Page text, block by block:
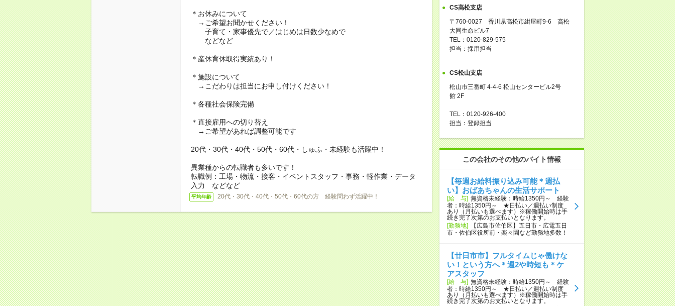
＊お休みについて
→ご希望お聞かせください！
子育て・家事優先で／はじめは日数少なめで
などなど
＊産休育休取得実績あり！
＊施設について
→こだわりは担当にお申し付けください！
＊各種社会保険完備
＊直接雇用への切り替え
→ご希望があれば調整可能です
20代・30代・40代・50代・60代・しゅふ・未経験も活躍中！
異業種からの転職者も多いです！
転職例：工場・物流・接客・イベントスタッフ・事務・軽作業・データ
入力 などなど
平均年齢 20代・30代・40代・50代・60代の方 経験問わず活躍中！
CS高松支店
〒760-0027 香川県高松市紺屋町9-6 高松
大同生命ビル7
TEL：0120-829-575
担当：採用担当
CS松山支店
松山市三番町 4-4-6 松山センタービル2号
館 2F
TEL：0120-926-400
担当：登録担当
この会社のその他のバイト情報
【毎週お給料振り込み可能＊週払
い】おばあちゃんの生活サポート
[給 与] 無資格未経験：時給1350円～ 経験
者：時給1350円～ ★日払い／週払い制度
あり（月払いも選べます）※稼働開始時は手
続き完了次第のお支払いとなります。
[勤務地]
【広島市佐伯区】五日市・広電五日
市・佐伯区役所前・楽々園など勤務地多数！
【廿日市市】フルタイムじゃ働けな
い！という方へ＊週2や時短も＊ケ
アスタッフ
[給 与] 無資格未経験：時給1350円～ 経験
者：時給1350円～ ★日払い／週払い制度
あり（月払いも選べます）※稼働開始時は手
続き完了次第のお支払いとなります。